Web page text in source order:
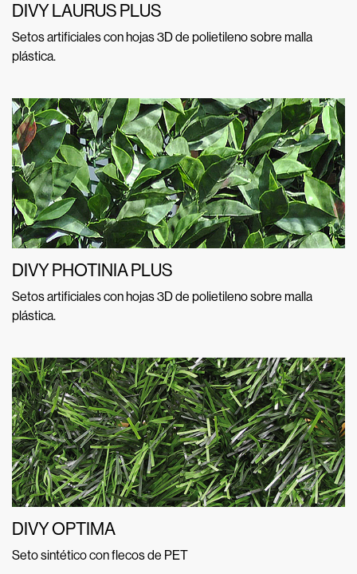
DIVY LAURUS PLUS
Setos artificiales con hojas 3D de polietileno sobre malla
plástica.
DIVY PHOTINIA PLUS
Setos artificiales con hojas 3D de polietileno sobre malla
plástica.
DIVY OPTIMA
Seto sintético con flecos de PET